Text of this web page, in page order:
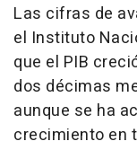
Las cifras de
el Instituto
que el PIB
dos décimas
aunque se ha
crecimiento en